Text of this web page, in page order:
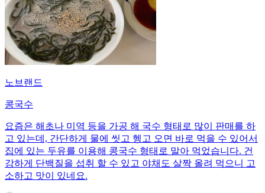
노브랜드
콩국수
요즘은 해초나 미역 등을 가공 해 국수 형태로 많이 판매를 하
고 있는데, 간단하게 물에 씻고 헹고 오면 바로 먹을 수 있어서
집에 있는 두유를 이용해 콩국수 형태로 말아 먹었습니다. 건
강하게 단백질을 섭취 할 수 있고 야채도 살짝 올려 먹으니 고
소하고 맛이 있네요.